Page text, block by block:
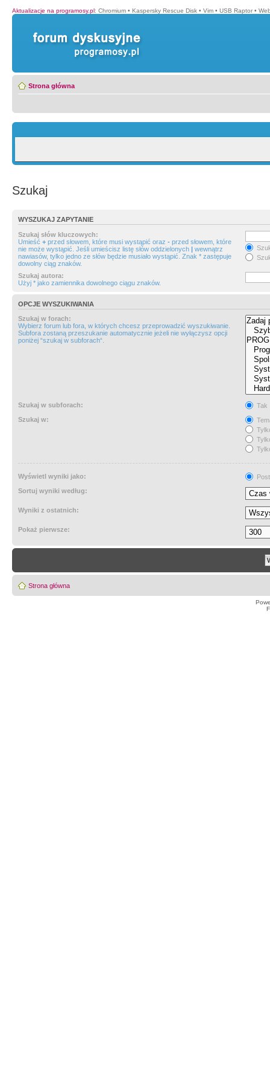
Aktualizacje na programosy.pl: Chromium • Kaspersky Rescue Disk • Vim • USB Raptor •
Strona główna
Szukaj
WYSZUKAJ ZAPYTANIE
Szukaj słów kluczowych:
Umieść + przed słowem, które musi wystąpić oraz - przed słowem, które
nie może wystąpić. Jeśli umieścisz listę słów oddzielonych | wewnątrz
nawiasów, tylko jedno ze słów będzie musiało wystąpić. Znak * zastępuje
dowolny ciąg znaków.
Szukaj autora:
Użyj * jako zamiennika dowolnego ciągu znaków.
OPCJE WYSZUKIWANIA
Szukaj w forach:
Wybierz forum lub fora, w których chcesz przeprowadzić wyszukiwanie.
Subfora zostaną przeszukanie automatycznie jeżeli nie wyłączysz opcji
poniżej “szukaj w subforach“.
Szukaj w subforach:
Tak
Szukaj w:
Wyświetl wyniki jako:
Sortuj wyniki według:
Wyniki z ostatnich:
Pokaż pierwsze:
Strona główna